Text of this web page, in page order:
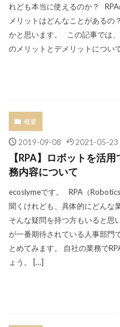
れども本当に使えるのか？
メリットはどんなことがある
かと思います。 この記事では
のメリットとデメリットについ
概要
2019-09-08 2021-05-23
【RPA】ロボットを活
務内容について
ecoslymeです。 RPA（
聞くけれども、具体的にどんな
そんな疑問を持つ方もいると思
が一番期待されている人事部門
とめてみます。 自社の業務で
ょう。 […]